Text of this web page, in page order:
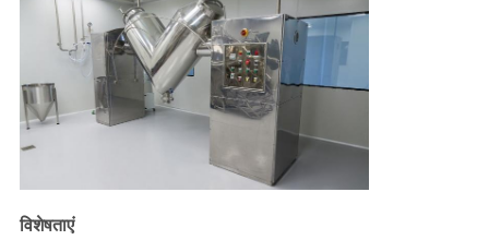
विशेषताएं